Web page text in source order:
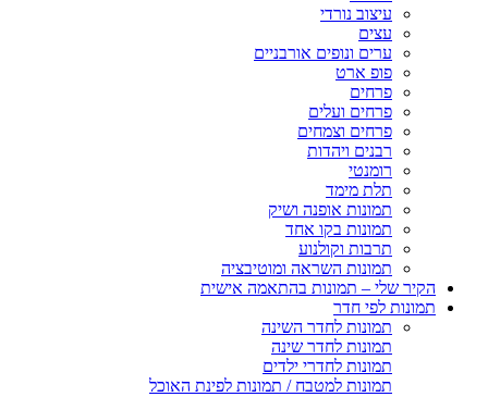
עיצוב נורדי
עצים
ערים ונופים אורבניים
פופ ארט
פרחים
פרחים ועלים
פרחים וצמחים
רבנים ויהדות
רומנטי
תלת מימד
תמונות אופנה ושיק
תמונות בקו אחד
תרבות וקולנוע
תמונות השראה ומוטיבציה
הקיר שלי – תמונות בהתאמה אישית
תמונות לפי חדר
תמונות לחדר השינה
תמונות לחדר שינה
תמונות לחדרי ילדים
תמונות למטבח / תמונות לפינת האוכל